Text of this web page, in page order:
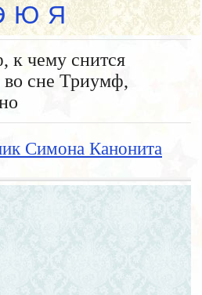
Ю Я
к чему снится
сне Триумф,
Симона Канонита